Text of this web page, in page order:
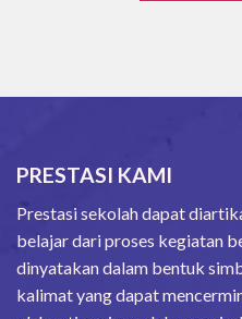
PRESTASI KAMI
Prestasi sekolah dapat
belajar dari proses kegiatan
dinyatakan dalam bentuk
kalimat yang dapat